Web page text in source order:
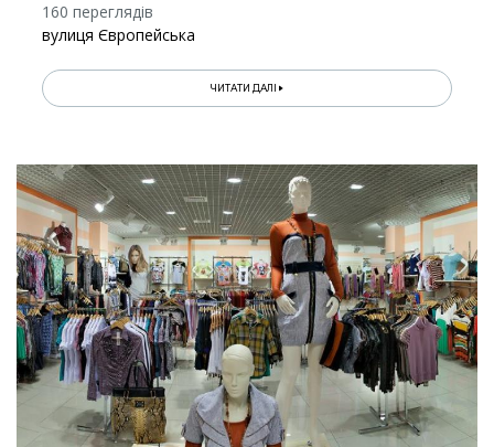
160 переглядів
вулиця Європейська
ЧИТАТИ ДАЛІ